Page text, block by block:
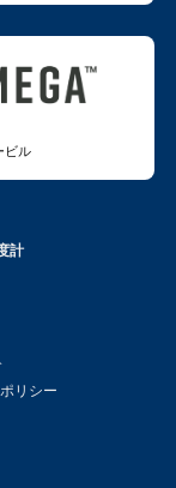
ビル
計
リシー